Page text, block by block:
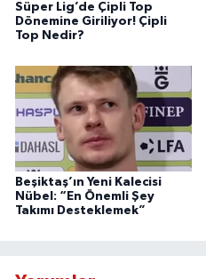
Süper Lig’de Çipli Top
Dönemine Giriliyor! Çipli
Top Nedir?
Beşiktaş’ın Yeni Kalecisi
Nübel: “En Önemli Şey
Takımı Desteklemek”